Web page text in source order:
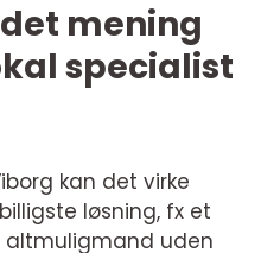
mening
specialist
kan det virke
løsning, fx et
uden